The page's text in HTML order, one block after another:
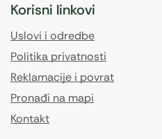
Korisni linkovi
Uslovi i odredbe
Politika privatnosti
Reklamacije i povrat
Pronađi na mapi
Kontakt